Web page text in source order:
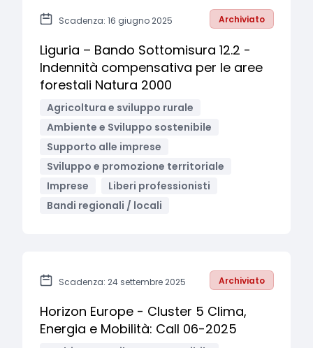
Scadenza: 16 giugno 2025 Archiviato
Liguria – Bando Sottomisura 12.2 -
Indennità compensativa per le aree
forestali Natura 2000
Agricoltura e sviluppo rurale
Ambiente e Sviluppo sostenibile
Supporto alle imprese
Sviluppo e promozione territoriale
Imprese
Liberi professionisti
Bandi regionali / locali
Scadenza: 24 settembre 2025 Archiviato
Horizon Europe - Cluster 5 Clima,
Energia e Mobilità: Call 06-2025